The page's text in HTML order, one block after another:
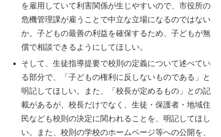
を雇用していて利害関係が生じやすいので、市役所の
危機管理課が雇うことで中立な立場になるのではない
か。子どもの最善の利益を確保するため、子どもが無
償で相談できるようにしてほしい。
そして、生徒指導提要で校則の定義について述べてい
る部分で、「子どもの権利に反しないものである」と
明記してほしい。また、「校長が定めるもの」との記
載があるが、校長だけでなく、生徒・保護者・地域住
民なども校則の決定に関われることを、明記してほし
い。また、校則の学校のホームページ等への公開を、